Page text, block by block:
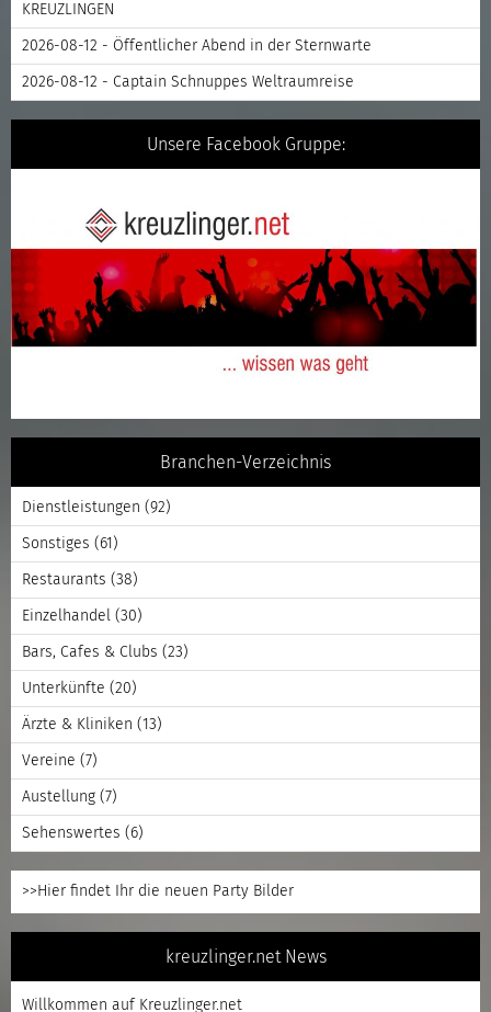
KREUZLINGEN
2026-08-12 - Öffentlicher Abend in der Sternwarte
2026-08-12 - Captain Schnuppes Weltraumreise
Unsere Facebook Gruppe:
Branchen-Verzeichnis
Dienstleistungen (92)
Sonstiges (61)
Restaurants (38)
Einzelhandel (30)
Bars, Cafes & Clubs (23)
Unterkünfte (20)
Ärzte & Kliniken (13)
Vereine (7)
Austellung (7)
Sehenswertes (6)
>>Hier findet Ihr die neuen Party Bilder
kreuzlinger.net News
Willkommen auf Kreuzlinger.net